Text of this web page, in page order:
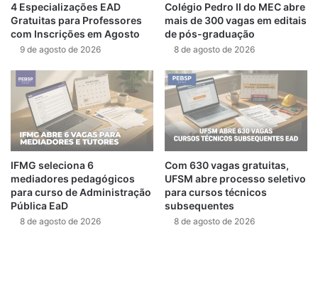
4 Especializações EAD
Gratuitas para Professores
com Inscrições em Agosto
9 de agosto de 2026
Colégio Pedro II do MEC abre
mais de 300 vagas em editais
de pós-graduação
8 de agosto de 2026
IFMG seleciona 6
mediadores pedagógicos
para curso de Administração
Pública EaD
8 de agosto de 2026
Com 630 vagas gratuitas,
UFSM abre processo seletivo
para cursos técnicos
subsequentes
8 de agosto de 2026